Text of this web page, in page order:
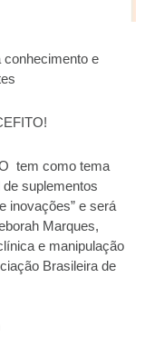
conhecimento e
tem como tema
suplementos
inovações” e será
Marques,
e manipulação
Brasileira de